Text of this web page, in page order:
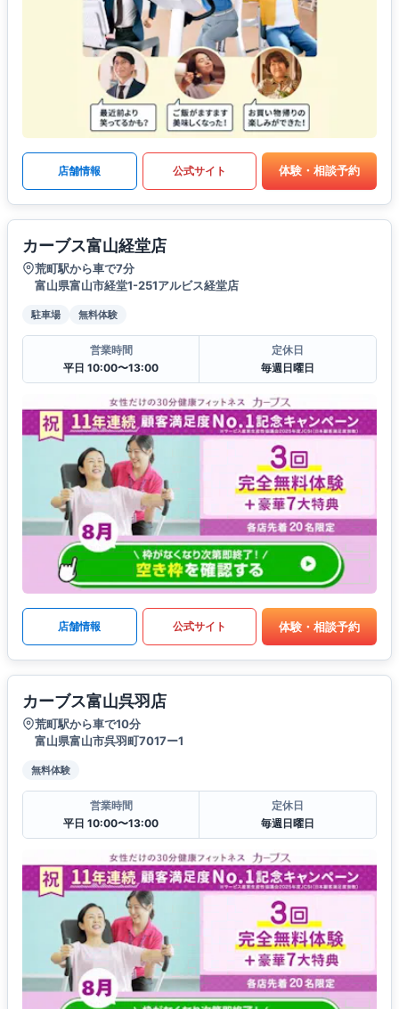
店舗情報 公式サイト 体験・相談予約
カーブス富山経堂店
荒町駅から車で7分
富山県富山市経堂1-251アルビス経堂店
駐車場 無料体験
営業時間
平日 10:00〜13:00
定休日
毎週日曜日
店舗情報 公式サイト 体験・相談予約
カーブス富山呉羽店
荒町駅から車で10分
富山県富山市呉羽町7017ー1
無料体験
営業時間
平日 10:00〜13:00
定休日
毎週日曜日